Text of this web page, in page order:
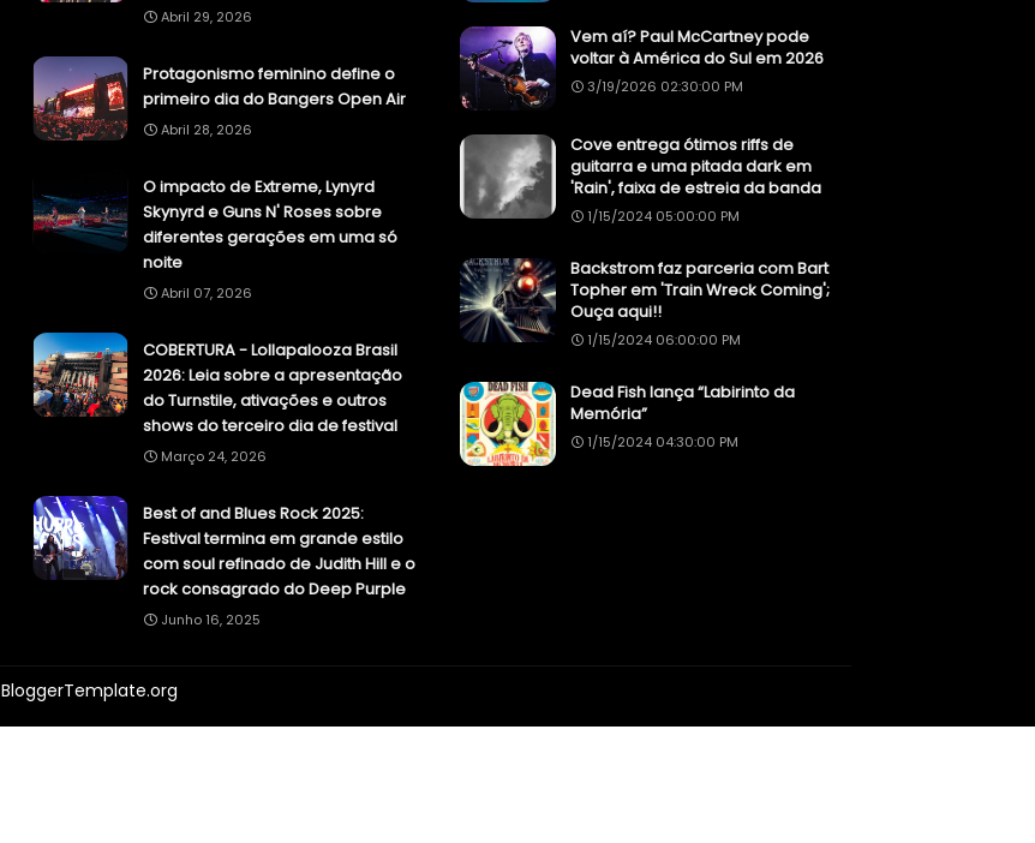
Abril 29, 2026
Protagonismo feminino define o
primeiro dia do Bangers Open Air
Abril 28, 2026
O impacto de Extreme, Lynyrd
Skynyrd e Guns N' Roses sobre
diferentes gerações em uma só
noite
Abril 07, 2026
COBERTURA - Lollapalooza Brasil
2026: Leia sobre a apresentação
do Turnstile, ativações e outros
shows do terceiro dia de festival
Março 24, 2026
Best of and Blues Rock 2025:
Festival termina em grande estilo
com soul refinado de Judith Hill e o
rock consagrado do Deep Purple
Junho 16, 2025
Vem aí? Paul McCartney pode
voltar à América do Sul em 2026
3/19/2026 02:30:00 PM
Cove entrega ótimos riffs de
guitarra e uma pitada dark em
'Rain', faixa de estreia da banda
1/15/2024 05:00:00 PM
Backstrom faz parceria com Bart
Topher em 'Train Wreck Coming';
Ouça aqui!!
1/15/2024 06:00:00 PM
Dead Fish lança “Labirinto da
Memória”
1/15/2024 04:30:00 PM
BloggerTemplate.org